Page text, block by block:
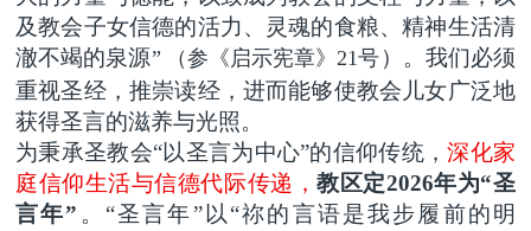
及教会子女信德的活力、灵魂的食粮、精神生活清
澈不竭的泉源” （参《启示宪章》21号 ）。我们必须
重视圣经，推崇读经，进而能够使教会儿女广泛地
获得圣言的滋养与光照。
为秉承圣教会“以圣言为中心”的信仰传统，深化家
庭信仰生活与信德代际传递，教区定2026年为“圣
言年” 。 “圣言年”以“祢的言语是我步履前的明